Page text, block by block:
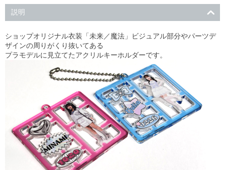
説明
ショップオリジナル衣装「未来／魔法」ビジュアル部分やパーツデ
ザインの周りがくり抜いてある
プラモデルに見立てたアクリルキーホルダーです。